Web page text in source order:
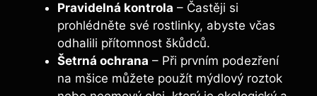
Pravidelná kontrola – Častěji si
prohlédněte své rostlinky, abyste včas
odhalili přítomnost škůdců.
Šetrná ochrana – Při prvním podezření
na mšice můžete použít mýdlový roztok